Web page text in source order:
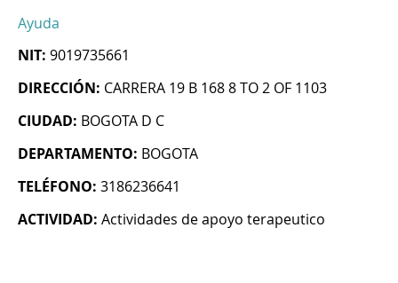
Ayuda
NIT: 9019735661
DIRECCIÓN: CARRERA 19 B 168 8 TO 2 OF 1103
CIUDAD: BOGOTA D C
DEPARTAMENTO: BOGOTA
TELÉFONO: 3186236641
ACTIVIDAD: Actividades de apoyo terapeutico